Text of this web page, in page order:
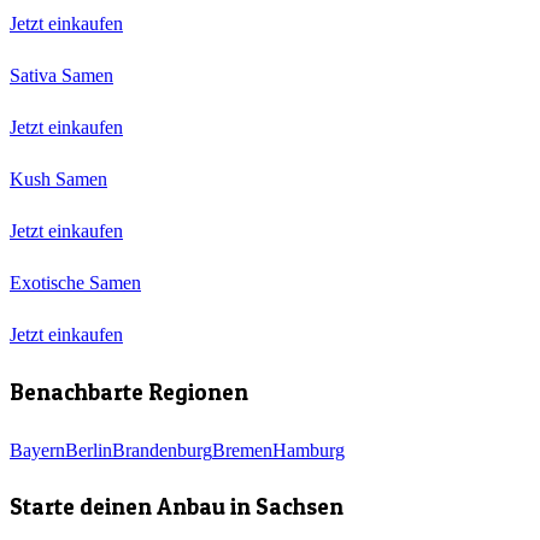
Jetzt einkaufen
Sativa Samen
Jetzt einkaufen
Kush Samen
Jetzt einkaufen
Exotische Samen
Jetzt einkaufen
Benachbarte Regionen
BayernBerlinBrandenburgBremenHamburg
Starte deinen Anbau in Sachsen